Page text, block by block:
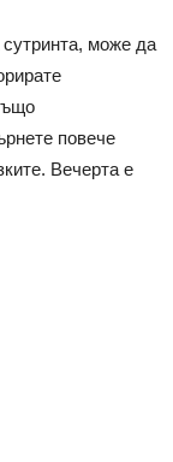
може да
повече
Вечерта е